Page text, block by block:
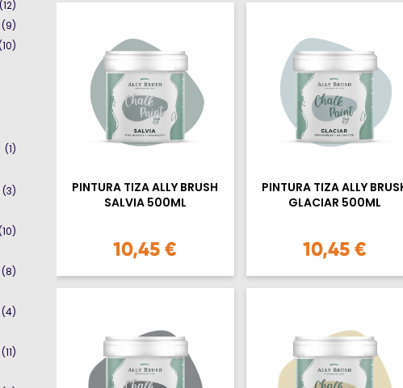
(12)
(9)
(1)
(3)
(8)
(4)
(11)
PINTURA TIZA ALLY BRUSH
SALVIA 500ML
10,45 €
PINTURA TIZA ALLY
GLACIAR 500ML
10,45 €